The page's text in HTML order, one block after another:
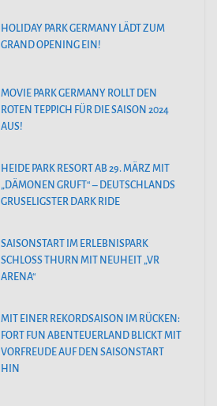
HOLIDAY PARK GERMANY LÄDT ZUM
GRAND OPENING EIN!
MOVIE PARK GERMANY ROLLT DEN
ROTEN TEPPICH FÜR DIE SAISON 2024
AUS!
HEIDE PARK RESORT AB 29. MÄRZ MIT
„DÄMONEN GRUFT“ – DEUTSCHLANDS
GRUSELIGSTER DARK RIDE
SAISONSTART IM ERLEBNISPARK
SCHLOSS THURN MIT NEUHEIT „VR
ARENA“
MIT EINER REKORDSAISON IM RÜCKEN:
FORT FUN ABENTEUERLAND BLICKT MIT
VORFREUDE AUF DEN SAISONSTART
HIN